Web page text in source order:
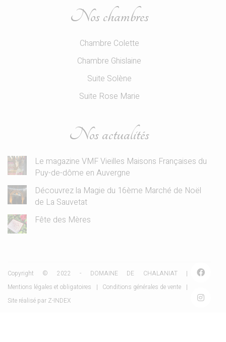
Nos chambres
Chambre Colette
Chambre Ghislaine
Suite Solène
Suite Rose Marie
Nos actualités
Le magazine VMF Vieilles Maisons Françaises du
Puy-de-dôme en Auvergne
Découvrez la Magie du 16ème Marché de Noël
de La Sauvetat
Fête des Mères
Copyright © 2022 - DOMAINE DE CHALANIAT |
Mentions légales et obligatoires | Conditions générales de vente |
Site réalisé par Z-INDEX